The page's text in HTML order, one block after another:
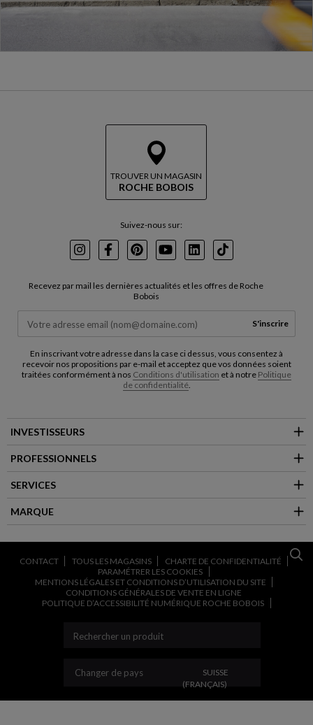
TROUVER UN MAGASIN
ROCHE BOBOIS
Suivez-nous sur:
InstagramFacebookPinterest
YoutubeLinkedInTikTok
Recevez par mail les dernières actualités et les offres de Roche
Bobois
S'inscrire
En inscrivant votre adresse dans la case ci dessus, vous consentez à
recevoir nos propositions par e-mail et acceptez que vos données soient
traitées conformément à nos Conditions d'utilisation et à notre Politique
de confidentialité.
INVESTISSEURS
PROFESSIONNELS
SERVICES
MARQUE
CONTACT TOUS LES MAGASINS
CHARTE DE CONFIDENTIALITÉ
PARAMÉTRER LES COOKIES
MENTIONS LÉGALES ET CONDITIONS D’UTILISATION DU SITE
CONDITIONS GÉNÉRALES DE VENTE EN LIGNE
POLITIQUE D’ACCESSIBILITÉ NUMÉRIQUE ROCHE BOBOIS
Changer de pays CHANGER DE PAYS
SUISSE
(FRANÇAIS)